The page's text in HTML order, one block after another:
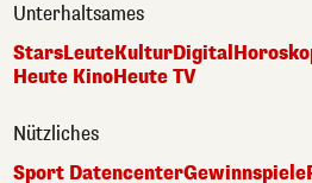
Unterhaltsames
StarsLeuteKulturDigital
Heute KinoHeute TV
Nützliches
Sport DatencenterGewinnspiele